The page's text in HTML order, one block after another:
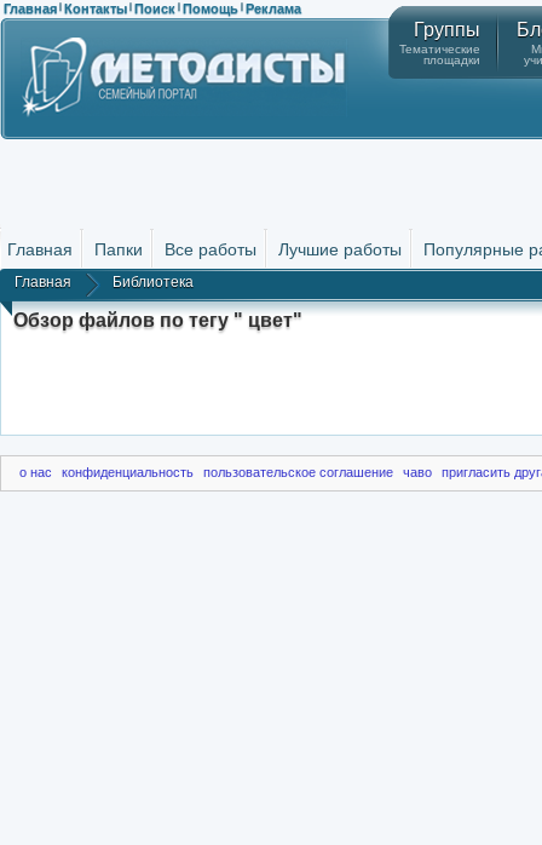
Главная | Контакты | Поиск | Помощь | Реклама
Группы
Тематические
площадки
Главная Папки Все работы Лучшие работы Популярные
Главная Библиотека
Обзор файлов по тегу " цвет"
о нас конфиденциальность пользовательское соглашение чаво пригласить